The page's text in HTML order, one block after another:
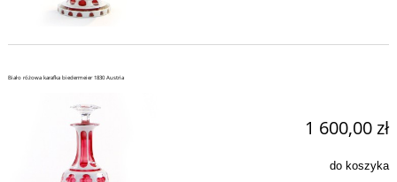
Biało różowa karafka biedermeier 1830 Austria
1 600,00 zł
do koszyka